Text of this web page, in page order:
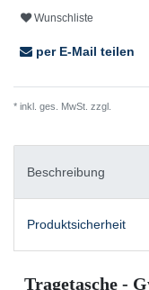
Wunschliste
per E-Mail teilen
* inkl. ges. MwSt. zzgl.
Beschreibung
Produktsicherheit
Tragetasche -